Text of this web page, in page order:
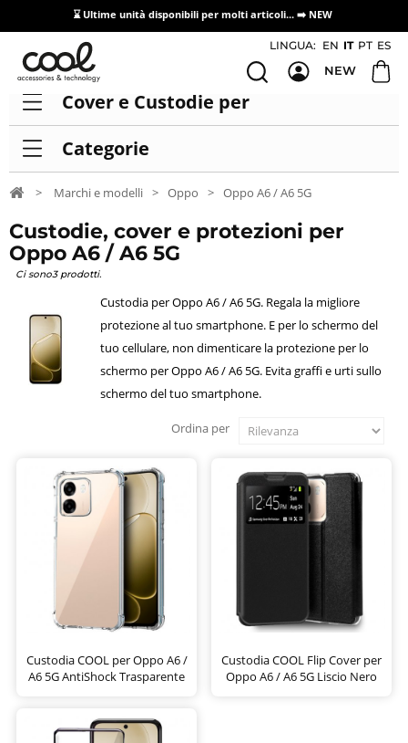
⌛ Ultime unità disponibili per molti articoli... ➡️ NEW
Accesso/registrazione distributori
LINGUA: EN IT PT ES
NEW
Cover e Custodie per
Categorie
> Marchi e modelli > Oppo > Oppo A6 / A6 5G
Custodie, cover e protezioni per
Oppo A6 / A6 5G
Ci sono3 prodotti.
Custodia per Oppo A6 / A6 5G. Regala la migliore
protezione al tuo smartphone. E per lo schermo del
tuo cellulare, non dimenticare la protezione per lo
schermo per Oppo A6 / A6 5G. Evita graffi e urti sullo
schermo del tuo smartphone.
Ordina per
Custodia COOL per Oppo A6 /
A6 5G AntiShock Trasparente
Custodia COOL Flip Cover per
Oppo A6 / A6 5G Liscio Nero